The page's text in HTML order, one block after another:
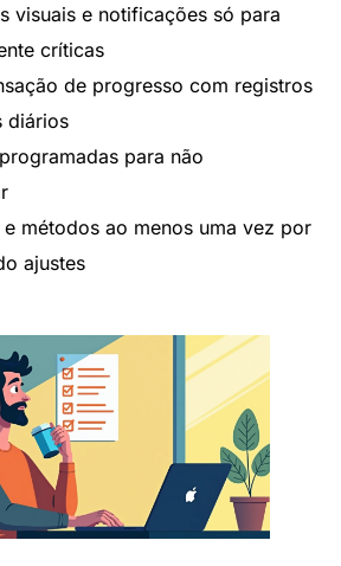
visuais e notificações só para
críticas
de progresso com registros
diários
para não
e métodos ao menos uma vez por
ajustes